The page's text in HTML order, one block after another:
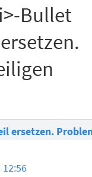
Bullet
ersetzen.
12:56